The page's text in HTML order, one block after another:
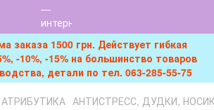
заказа 1500 грн. Действует гибкая
-10%, -15% на большинство товаров
детали по тел. 063-285-55-75
АНТИСТРЕСС, ДУДКИ,